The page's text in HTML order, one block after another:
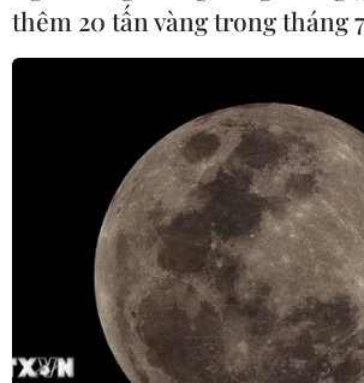
TIN CÙNG CHUYÊN MỤC
Liên hợp quốc kêu gọi chấm dứt
công dân thường trong xung đột
Nga-Ukraine
07/08/2026 04:29
thêm 20 tấn vàng trong tháng 7